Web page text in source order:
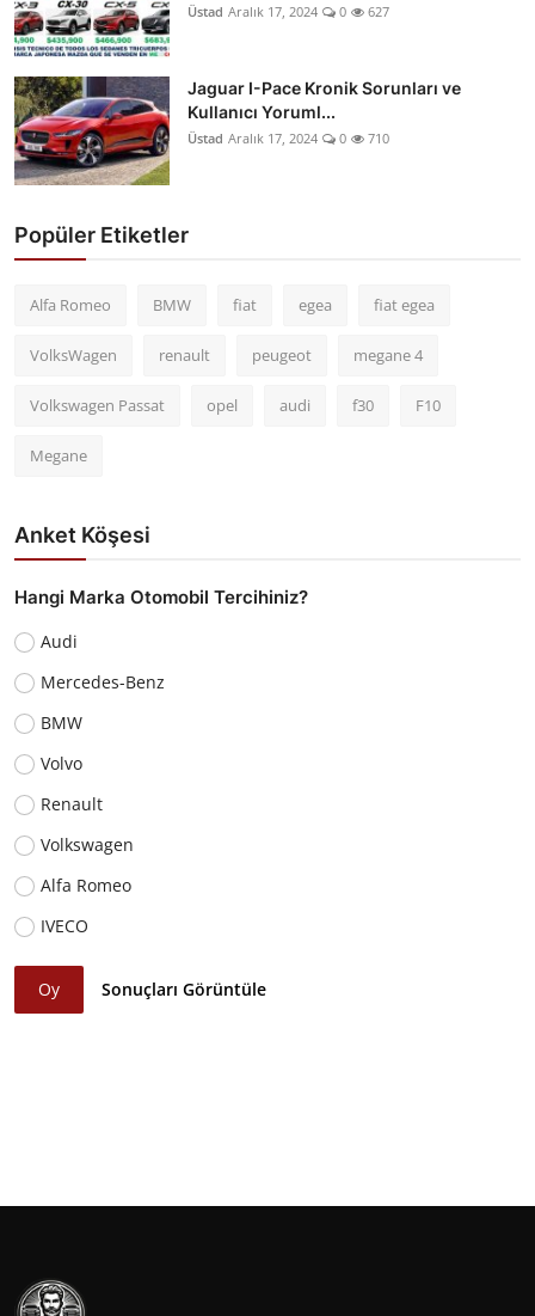
Üstad Aralık 17, 2024 0 627
Jaguar I-Pace Kronik Sorunları ve
Kullanıcı Yoruml...
Üstad Aralık 17, 2024 0 710
Popüler Etiketler
Alfa Romeo BMW fiat egea fiat egea
VolksWagen renault peugeot megane 4
Volkswagen Passat opel audi f30 F10
Megane
Anket Köşesi
Hangi Marka Otomobil Tercihiniz?
Audi
Mercedes-Benz
BMW
Volvo
Renault
Volkswagen
Alfa Romeo
IVECO
Oy Sonuçları Görüntüle